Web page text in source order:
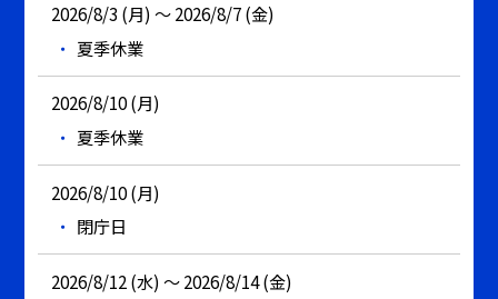
2026/8/3 (月) ～ 2026/8/7 (金)
夏季休業
2026/8/10 (月)
夏季休業
2026/8/10 (月)
閉庁日
2026/8/12 (水) ～ 2026/8/14 (金)